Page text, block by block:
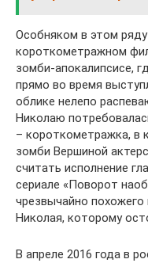
Особняком в этом
короткометражном
зомби-апокалипсисе,
прямо во время
облике нелепо
Николаю
– короткометражка, в
зомби Вершиной
считать исполнение
сериале «Поворот
чрезвычайно похожего
Николая, которому
В апреле 2016 года в